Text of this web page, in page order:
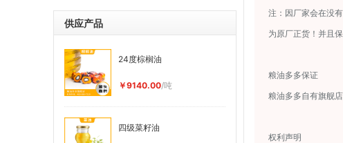
供应产品
24度棕榈油
￥9140.00/吨
四级菜籽油
注：因厂家会在没
为原厂正货！并且
粮油多多保证
粮油多多自有旗舰
权利声明